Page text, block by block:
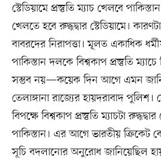
স্টেডিয়ামে প্রস্তুতি ম্যাচ খেলবে
খেলতে হবে রুদ্ধদ্বার স্টেডিয়ামে।
বাবরদের নিরাপত্তা। মূলত একাধিক
পাকিস্তান দলকে বিশ্বকাপ প্রস্তুতি ম্যাচে
সম্ভব নয়—কয়েক দিন আগে এমন
তেলাঙ্গানা রাজ্যের হায়দরাবাদ পুলিশ।
বিপক্ষে বিশ্বকাপ প্রস্তুতি ম্যাচটা
পাকিস্তান। এর আগে ভারতীয় ক্রিকেট
সূচি বদলানোর অনুরোধ জানিয়েছিল